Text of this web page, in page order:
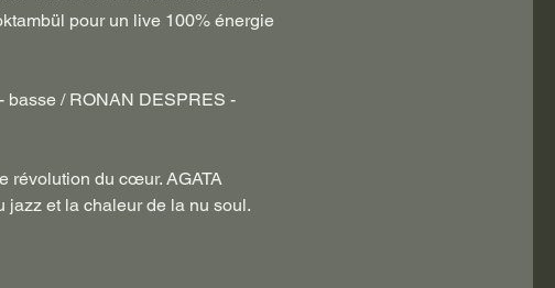
pour un live 100% énergie
basse / RONAN DESPRES -
révolution du cœur. AGATA
jazz et la chaleur de la nu soul.